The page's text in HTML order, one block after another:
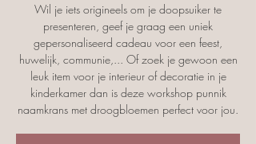
Wil je iets origineels om je doopsuiker te
presenteren, geef je graag een uniek
gepersonaliseerd cadeau voor een feest,
huwelijk, communie,... Of zoek je gewoon een
leuk item voor je interieur of decoratie in je
kinderkamer dan is deze workshop punnik
naamkrans met droogbloemen perfect voor jou.